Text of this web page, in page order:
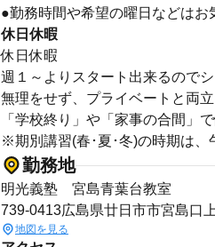
●勤務時間や希望の曜日などはお
休日休暇
休日休暇
週１～よりスタート出来るのでシ
無理をせず、プライベートと両
「学校終り」や「家事の合間」
※期別講習(春･夏･冬)の時期は、
勤務地
明光義塾 宮島青葉台教室
739-0413広島県廿日市市宮島口
地図を見る